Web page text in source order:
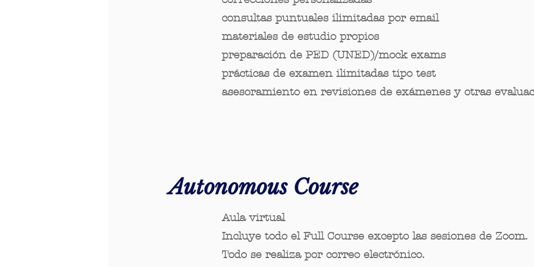
consultas puntuales ilimitadas por email
materiales de estudio propios
preparación de PED (UNED)/mock exams
prácticas de examen ilimitadas tipo test
asesoramiento en revisiones de exámenes y otras
Autonomous Course
Aula virtual
Incluye todo el Full Course excepto las sesiones de Zoom.
Todo se realiza por correo electrónico.